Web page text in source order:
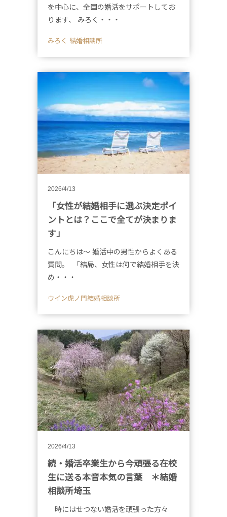
を中心に、全国の婚活をサポートしてお
ります、 みろく・・・
みろく 結婚相談所
2026/4/13
「女性が結婚相手に選ぶ決定ポイ
ントとは？ここで全てが決まりま
す」
こんにちは～ 婚活中の男性からよくある
質問。 「結局、女性は何で結婚相手を決
め・・・
ウイン虎ノ門結婚相談所
2026/4/13
続・婚活卒業生から今頑張る在校
生に送る本音本気の言葉 ＊結婚
相談所埼玉
時にはせつない婚活を頑張った方々